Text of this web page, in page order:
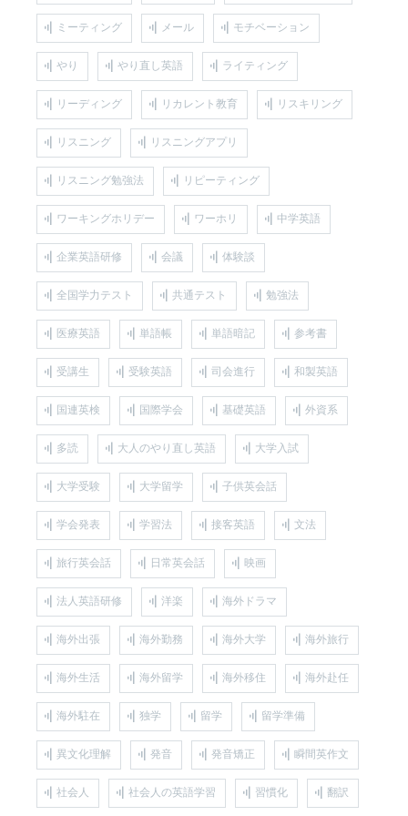
ミーティング メール モチベーション
やり やり直し英語 ライティング
リーディング リカレント教育 リスキリング
リスニング リスニングアプリ
リスニング勉強法 リピーティング
ワーキングホリデー ワーホリ 中学英語
企業英語研修 会議 体験談
全国学力テスト 共通テスト 勉強法
医療英語 単語帳 単語暗記 参考書
受講生 受験英語 司会進行 和製英語
国連英検 国際学会 基礎英語 外資系
多読 大人のやり直し英語 大学入試
大学受験 大学留学 子供英会話
学会発表 学習法 接客英語 文法
旅行英会話 日常英会話 映画
法人英語研修 洋楽 海外ドラマ
海外出張 海外勤務 海外大学 海外旅行
海外生活 海外留学 海外移住 海外赴任
海外駐在 独学 留学 留学準備
異文化理解 発音 発音矯正 瞬間英作文
社会人 社会人の英語学習 習慣化 翻訳